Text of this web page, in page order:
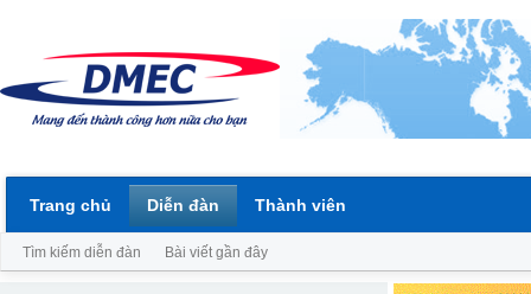
Trang chủ Diễn đàn
Tìm kiếm diễn đàn Bài viết gần đây
Thành viên